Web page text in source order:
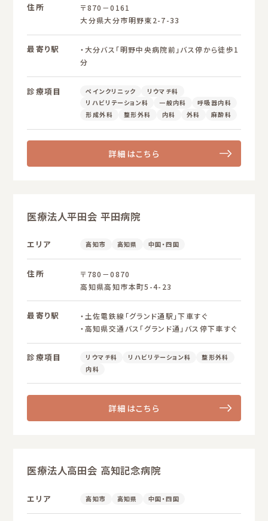
住所
〒870－0161
大分県大分市明野東2-7-33
最寄り駅
・大分バス「明野中央病院前」バス停から徒歩1
分
診療項目 ペインクリニック
リウマチ科
リハビリテーション科
一般内科
呼吸器内科
形成外科
整形外科 内科 外科 麻酔科
詳細はこちら
医療法人平田会 平田病院
エリア 高知市 高知県 中国・四国
住所
〒780－0870
高知県高知市本町5-4-23
最寄り駅
・土佐電鉄線「グランド通駅」下車すぐ
・高知県交通バス「グランド通」バス停下車すぐ
診療項目 リウマチ科 リハビリテーション科
整形外科
内科
詳細はこちら
医療法人高田会 高知記念病院
エリア 高知市 高知県 中国・四国